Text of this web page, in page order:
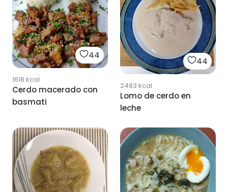
44
1618 kcal
Cerdo macerado con
basmati
44
2483 kcal
Lomo de cerdo en
leche